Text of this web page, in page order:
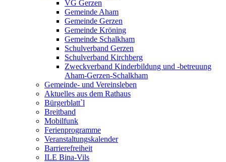
VG Gerzen
Gemeinde Aham
Gemeinde Gerzen
Gemeinde Kröning
Gemeinde Schalkham
Schulverband Gerzen
Schulverband Kirchberg
Zweckverband Kinderbildung und -betreuung
Aham-Gerzen-Schalkham
Gemeinde- und Vereinsleben
Aktuelles aus dem Rathaus
Bürgerblatt`l
Breitband
Mobilfunk
Ferienprogramme
Veranstaltungskalender
Barrierefreiheit
ILE Bina-Vils